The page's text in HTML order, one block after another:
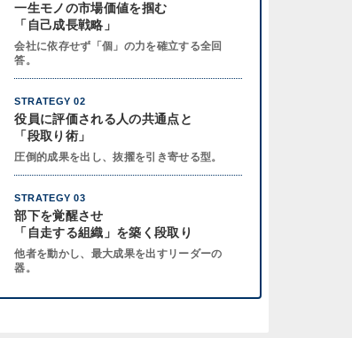
一生モノの市場価値を掴む
「自己成長戦略」
会社に依存せず「個」の力を確立する全回
答。
STRATEGY 02
役員に評価される人の共通点と
「段取り術」
圧倒的成果を出し、抜擢を引き寄せる型。
STRATEGY 03
部下を覚醒させ
「自走する組織」を築く段取り
他者を動かし、最大成果を出すリーダーの
器。